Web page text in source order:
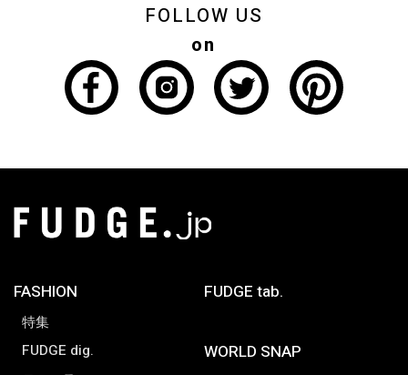
FOLLOW US
on
FASHION
特集
FUDGE dig.
FUDGE tab.
WORLD SNAP